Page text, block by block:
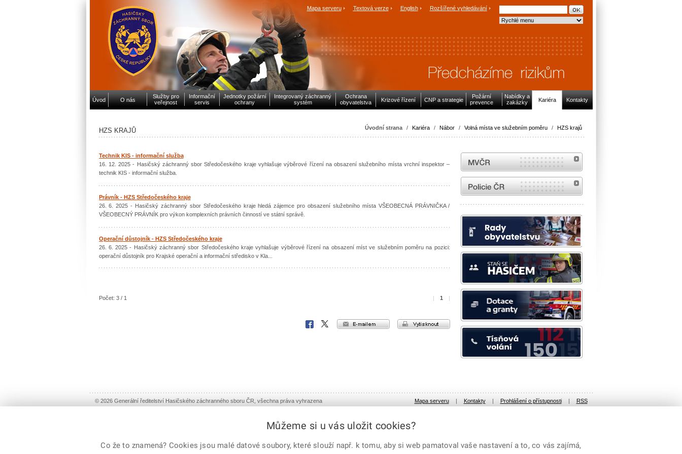
Mapa serveru Textová verze English Rozšířené vyhledávání
Úvod O nás
Služby pro
veřejnost
Informační
servis
Jednotky požární
ochrany
Integrovaný záchranný
systém
Ochrana
obyvatelstva
Krizové řízení CNP a strategie
Požární
prevence
Nabídky a
zakázky
Kariéra Kontakty
Úvodní strana / Kariéra / Nábor / Volná místa ve služebním poměru / HZS krajů
HZS KRAJŮ
Technik KIS - informační služba
16. 12. 2025 - Hasičský záchranný sbor Středočeského kraje vyhlašuje výběrové řízení na obsazení služebního místa vrchní inspektor –
technik KIS - informační služba.
Právník - HZS Středočeského kraje
26. 6. 2025 - Hasičský záchranný sbor Středočeského kraje hledá zájemce pro obsazení služebního místa VŠEOBECNÁ PRÁVNIČKA /
VŠEOBECNÝ PRÁVNÍK pro výkon komplexních právních činností ve státní správě.
Operační důstojník - HZS Středočeského kraje
26. 6. 2025 - Hasičský záchranný sbor Středočeského kraje vyhlašuje výběrové řízení na obsazení míst ve služebním poměru na pozici:
operační důstojník pro Krajské operační a informační středisko v Kla...
Počet: 3 / 1 1
vytisknout
e-mailem
X
Facebook
MVČR
internetové stránky Policie ČR
© 2026 Generální ředitelství Hasičského záchranného sboru ČR, všechna práva vyhrazena Mapa serveru | Kontakty | Prohlášení o přístupnosti | RSS
Můžeme si u vás uložit cookies?
Co že to znamená? Cookies jsou malé datové soubory, které slouží např. k tomu, aby si web pamatoval vaše nastavení a to, co vás zajímá,